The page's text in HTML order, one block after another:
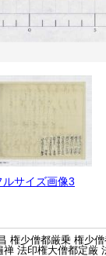
ルサイズ画像3
権少僧都厳乗 権少
法印権大僧都定厳